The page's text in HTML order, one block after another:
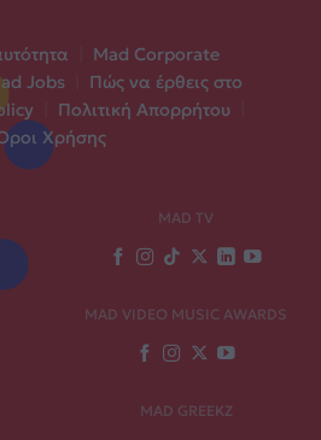
Mad Corporate
Jobs
Πώς να έρθεις στο
Πολιτική Απορρήτου
Χρήσης
MAD TV
MAD VIDEO MUSIC AWARDS
MAD GREEKZ